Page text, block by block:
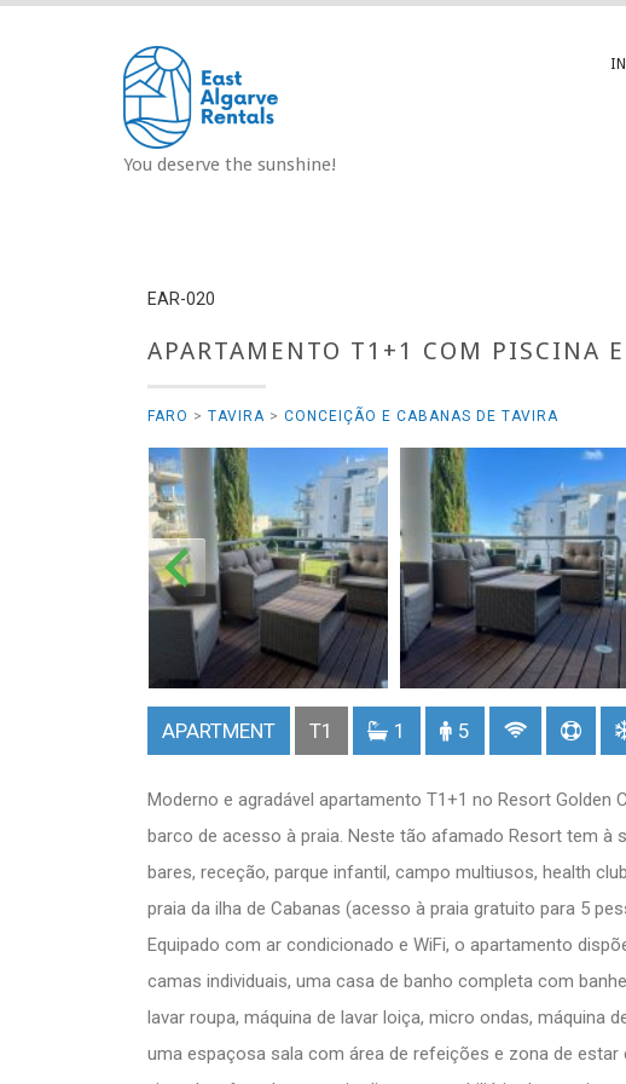
You deserve the sunshine!
EAR-020
APARTAMENTO T1+1 COM PISCINA
FARO > TAVIRA > CONCEIÇÃO E CABANAS DE TAVIRA
APARTMENT T1 1 5
Moderno e agradável apartamento T1+1 no Resort Golden
barco de acesso à praia. Neste tão afamado Resort tem à
bares, receção, parque infantil, campo multiusos, health
praia da ilha de Cabanas (acesso à praia gratuito para 5
Equipado com ar condicionado e WiFi, o apartamento
camas individuais, uma casa de banho completa com
lavar roupa, máquina de lavar loiça, micro ondas, máquina
uma espaçosa sala com área de refeições e zona de